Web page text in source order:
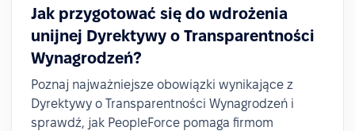
Jak przygotować się do wdrożenia
unijnej Dyrektywy o Transparentności
Wynagrodzeń?
Poznaj najważniejsze obowiązki wynikające z
Dyrektywy o Transparentności Wynagrodzeń i
sprawdź, jak PeopleForce pomaga firmom